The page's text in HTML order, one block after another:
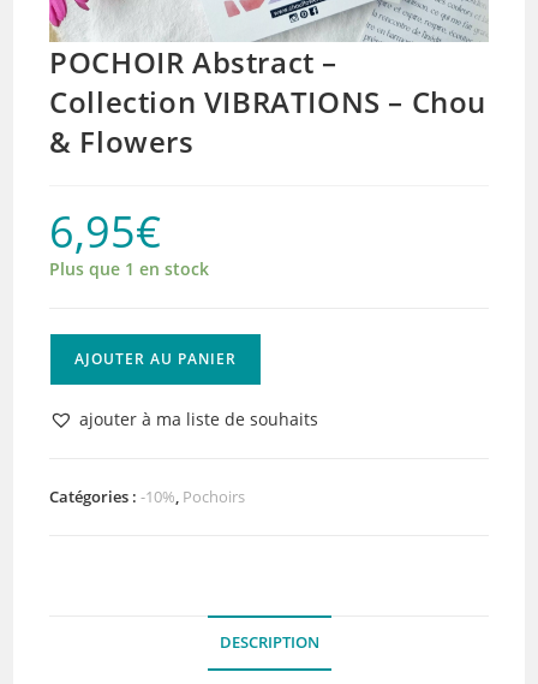
POCHOIR Abstract –
Collection VIBRATIONS – Chou
& Flowers
6,95€
Plus que 1 en stock
POCHOIR
Abstract
Collection
AJOUTER AU PANIER
ajouter à ma liste de souhaits
Catégories :-10%, Pochoirs
DESCRIPTION